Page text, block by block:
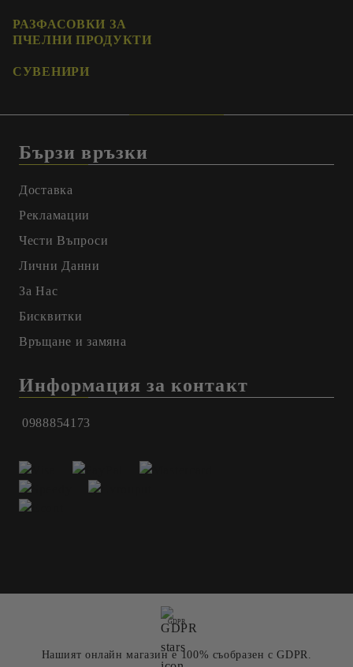
РАЗФАСОВКИ ЗА
ПЧЕЛНИ ПРОДУКТИ
СУВЕНИРИ
Бързи връзки
Доставка
Рекламации
Чести Въпроси
Лични Данни
За Нас
Бисквитки
Връщане и замяна
Информация за контакт
0988854173
GDPR
Нашият онлайн магазин е 100% съобразен с GDPR.